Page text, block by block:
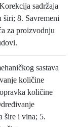
sadržaja
širi; 8. Savremeni
za proizvodnju
sastava
količine
količine
šire i vina; 5.